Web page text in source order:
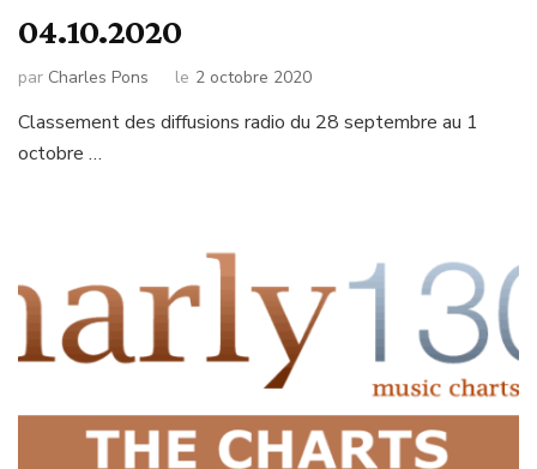
04.10.2020
par Charles Pons le 2 octobre 2020
Classement des diffusions radio du 28 septembre au 1
octobre …